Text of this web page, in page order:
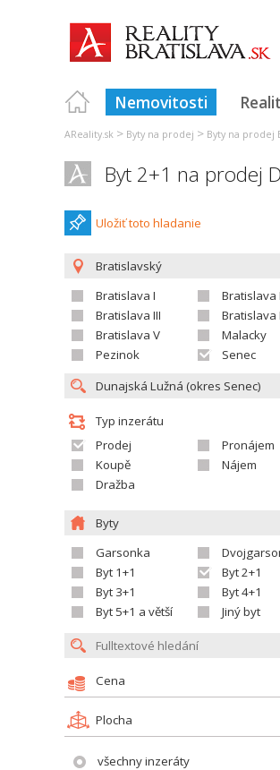
Nemovitosti
AReality.sk > Byty na prodej > Byty na prodej
Byt 2+1 na prodej
Uložiť toto hladanie
Bratislavský
Bratislava I
Bratislava
Bratislava III
Bratislava
Bratislava V
Malacky
Pezinok
Senec
Typ inzerátu
Prodej
Pronájem
Koupě
Nájem
Dražba
Byty
Garsonka
Byt 1+1
Byt 2+1
Byt 3+1
Byt 4+1
Byt 5+1 a větší
Jiný byt
Cena
Plocha
všechny inzeráty